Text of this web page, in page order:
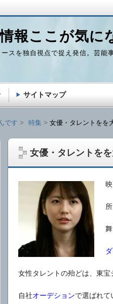
女優・タレントを
女性タレントの殆どは、東宝
自社オーデションで選ばれて
です 特集 女優・タレントをを
報ここが気に
スを独自視点で捉え発信。芸能
サイトマップ